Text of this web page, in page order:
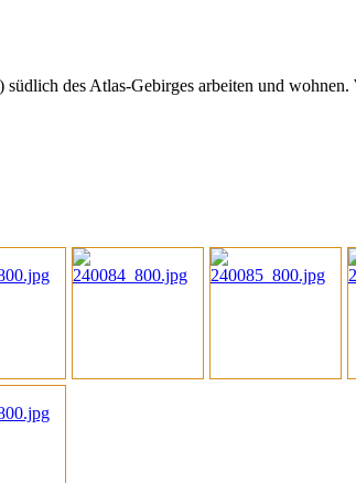
des Atlas-Gebirges arbeiten und